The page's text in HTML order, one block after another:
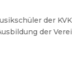
der
der